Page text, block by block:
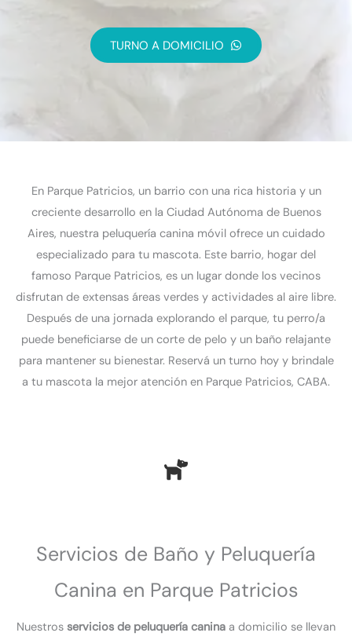
TURNO A DOMICILIO
En Parque Patricios, un barrio con una rica historia y un
creciente desarrollo en la Ciudad Autónoma de Buenos
Aires, nuestra peluquería canina móvil ofrece un cuidado
especializado para tu mascota. Este barrio, hogar del
famoso Parque Patricios, es un lugar donde los vecinos
disfrutan de extensas áreas verdes y actividades al aire libre.
Después de una jornada explorando el parque, tu perro/a
puede beneficiarse de un corte de pelo y un baño relajante
para mantener su bienestar. Reservá un turno hoy y brindale
a tu mascota la mejor atención en Parque Patricios, CABA​.
Servicios de Baño y Peluquería
Canina en Parque Patricios
Nuestros servicios de peluquería canina a domicilio se llevan